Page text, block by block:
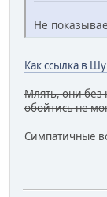
Не
Как ссылка в
Млять, они без
обойтись не
Симпатичные